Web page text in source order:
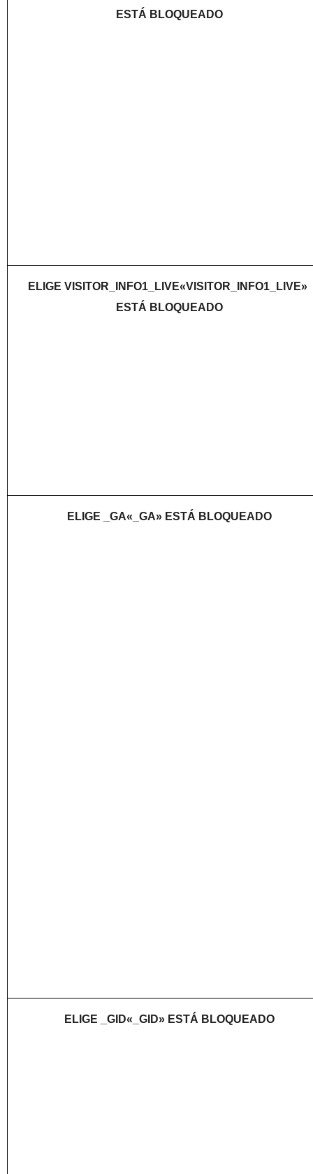
ESTÁ BLOQUEADO
ELIGE VISITOR_INFO1_LIVE«VISITOR_INFO1_LIVE»
ESTÁ BLOQUEADO
ELIGE _GA«_GA» ESTÁ BLOQUEADO
ELIGE _GID«_GID» ESTÁ BLOQUEADO